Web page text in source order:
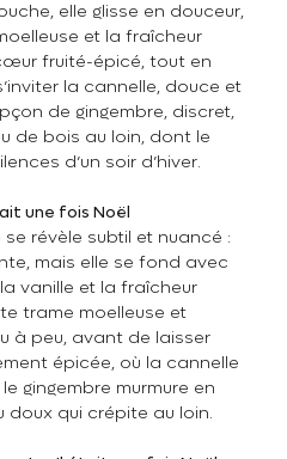
elle glisse en douceur,
et la fraîcheur
fruité-épicé, tout en
la cannelle, douce et
de gingembre, discret,
de bois au loin, dont le
d’un soir d’hiver.
une fois Noël
se révèle subtil et nuancé :
mais elle se fond avec
vanille et la fraîcheur
trame moelleuse et
à peu, avant de laisser
épicée, où la cannelle
gingembre murmure en
doux qui crépite au loin.